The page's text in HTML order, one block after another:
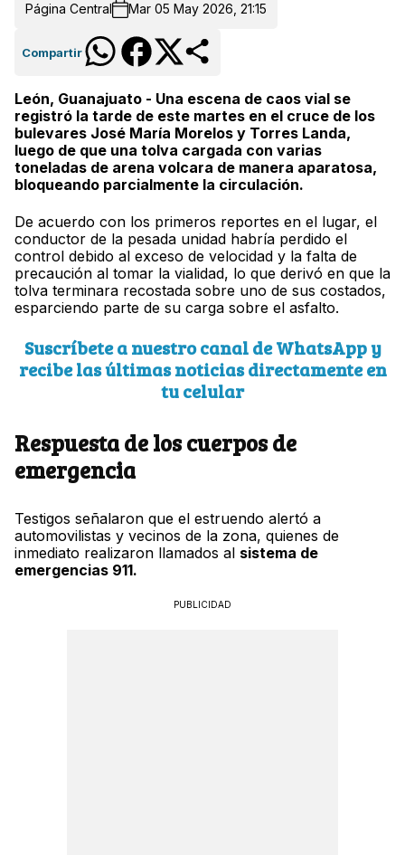
Página Central Mar 05 May 2026, 21:15
Compartir
León, Guanajuato - Una escena de caos vial se
registró la tarde de este martes en el cruce de los
bulevares José María Morelos y Torres Landa,
luego de que una tolva cargada con varias
toneladas de arena volcara de manera aparatosa,
bloqueando parcialmente la circulación.
De acuerdo con los primeros reportes en el lugar, el
conductor de la pesada unidad habría perdido el
control debido al exceso de velocidad y la falta de
precaución al tomar la vialidad, lo que derivó en que la
tolva terminara recostada sobre uno de sus costados,
esparciendo parte de su carga sobre el asfalto.
Suscríbete a nuestro canal de WhatsApp y
recibe las últimas noticias directamente en
tu celular
Respuesta de los cuerpos de
emergencia
Testigos señalaron que el estruendo alertó a
automovilistas y vecinos de la zona, quienes de
inmediato realizaron llamados al sistema de
emergencias 911.
PUBLICIDAD